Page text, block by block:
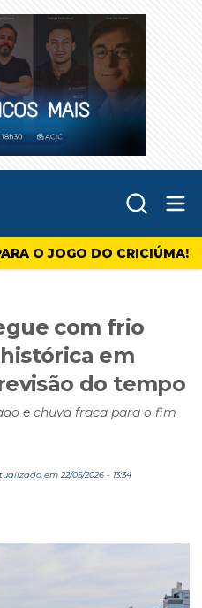
O JOGO DO CRICIÚMA!
com frio
em
do tempo
e chuva fraca para o fim
em 22/05/2026 - 13:34